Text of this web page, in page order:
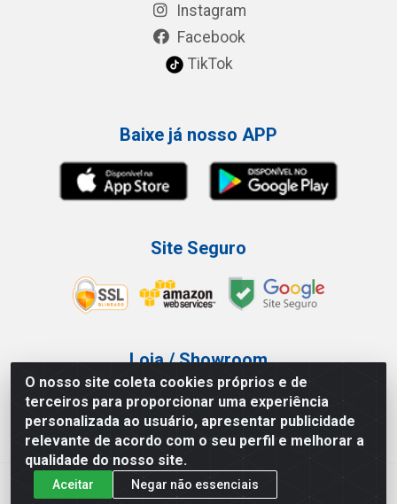
O nosso site coleta cookies próprios e de
terceiros para proporcionar uma experiência
personalizada ao usuário, apresentar publicidade
relevante de acordo com o seu perfil e melhorar a
qualidade do nosso site.
Aceitar Negar não essenciais
Instagram
Facebook
TikTok
Baixe já nosso APP
Site Seguro
Loja / Showroom
Tel.: (11) 3227-0546
Av Vautier, 587/597 - Pari - São Paulo/SP
Atef Distribuidora LTDA - Av. Vautier, 585/597 - Pari - São